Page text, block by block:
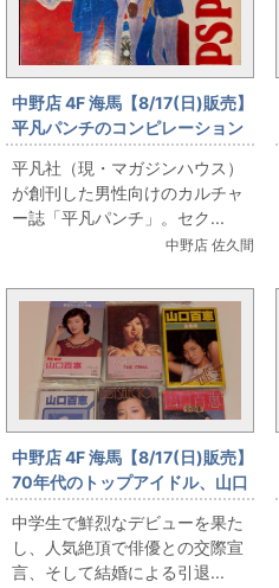
中野店 4F 海馬【8/17(日)販売】
平凡パンチのコンピレーション
アルバム「POPS PUNCH」
平凡社（現・マガジンハウス）
が創刊した男性向けのカルチャ
ー誌「平凡パンチ」。セク...
中野店 佐久間
中野店 4F 海馬【8/17(日)販売】
70年代のトップアイドル、山口
百恵のカセットテープ
中学生で鮮烈なデビューを果た
し、人気絶頂で俳優との交際宣
言、そして結婚による引退...